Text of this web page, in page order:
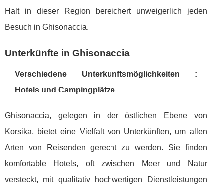
Halt in dieser Region bereichert unweigerlich jeden
Besuch in Ghisonaccia.
Unterkünfte in Ghisonaccia
Verschiedene Unterkunftsmöglichkeiten :
Hotels und Campingplätze
Ghisonaccia, gelegen in der östlichen Ebene von
Korsika, bietet eine Vielfalt von Unterkünften, um allen
Arten von Reisenden gerecht zu werden. Sie finden
komfortable Hotels, oft zwischen Meer und Natur
versteckt, mit qualitativ hochwertigen Dienstleistungen